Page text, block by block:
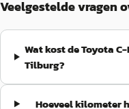
Veelgestelde vragen
Wat kost de Toyota
Tilburg?
Hoeveel kilometer